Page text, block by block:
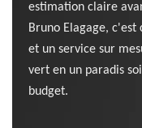
estimation claire
Bruno Elagage,
et un service sur
vert en un paradis
budget.